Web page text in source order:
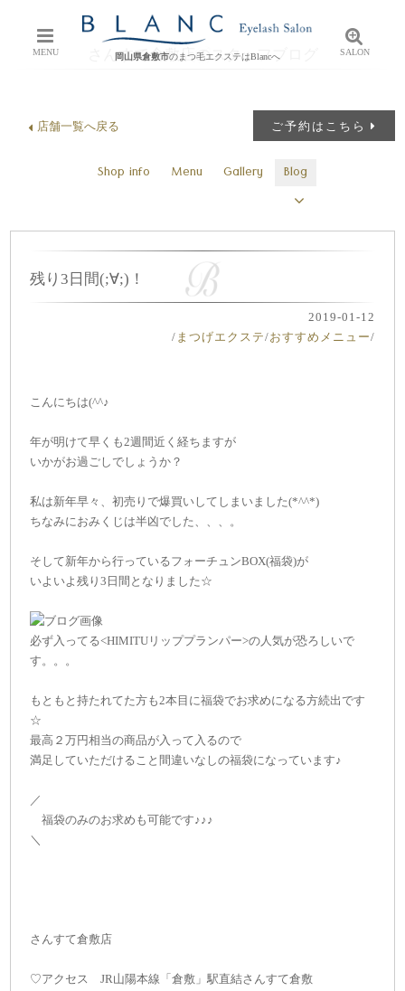
MENU 岡山県倉敷市のまつ毛エクステはBlancへ SALON
さんすて倉敷店のスタッフブログ
ご予約はこちら
店舗一覧へ戻る
Shop info Menu Gallery Blog
残り3日間(;∀;)！
2019-01-12
/ まつげエクステ/おすすめメニュー/
こんにちは(^^♪
年が明けて早くも2週間近く経ちますが
いかがお過ごしでしょうか？
私は新年早々、初売りで爆買いしてしまいました(*^^*)
ちなみにおみくじは半凶でした、、、。
そして新年から行っているフォーチュンBOX(福袋)が
いよいよ残り3日間となりました☆
必ず入ってる<HIMITUリッププランパー>の人気が恐ろしいで
す。。。
もともと持たれてた方も2本目に福袋でお求めになる方続出です
☆
最高２万円相当の商品が入って入るので
満足していただけること間違いなしの福袋になっています♪
／
福袋のみのお求めも可能です♪♪♪
＼
さんすて倉敷店
♡アクセス JR山陽本線「倉敷」駅直結さんすて倉敷